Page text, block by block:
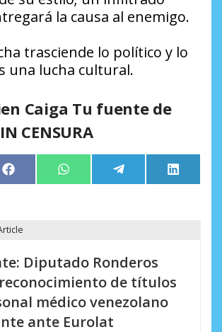
la causa al enemigo.
trasciende lo político y lo
una lucha cultural.
Caiga Tu fuente de
CENSURA
Compartir
en
Facebook Compartir
en
WhatsApp Compartir
en
Telegram
en
LinkedIn
Diputado Ronderos
de títulos
médico venezolano
ante Eurolat